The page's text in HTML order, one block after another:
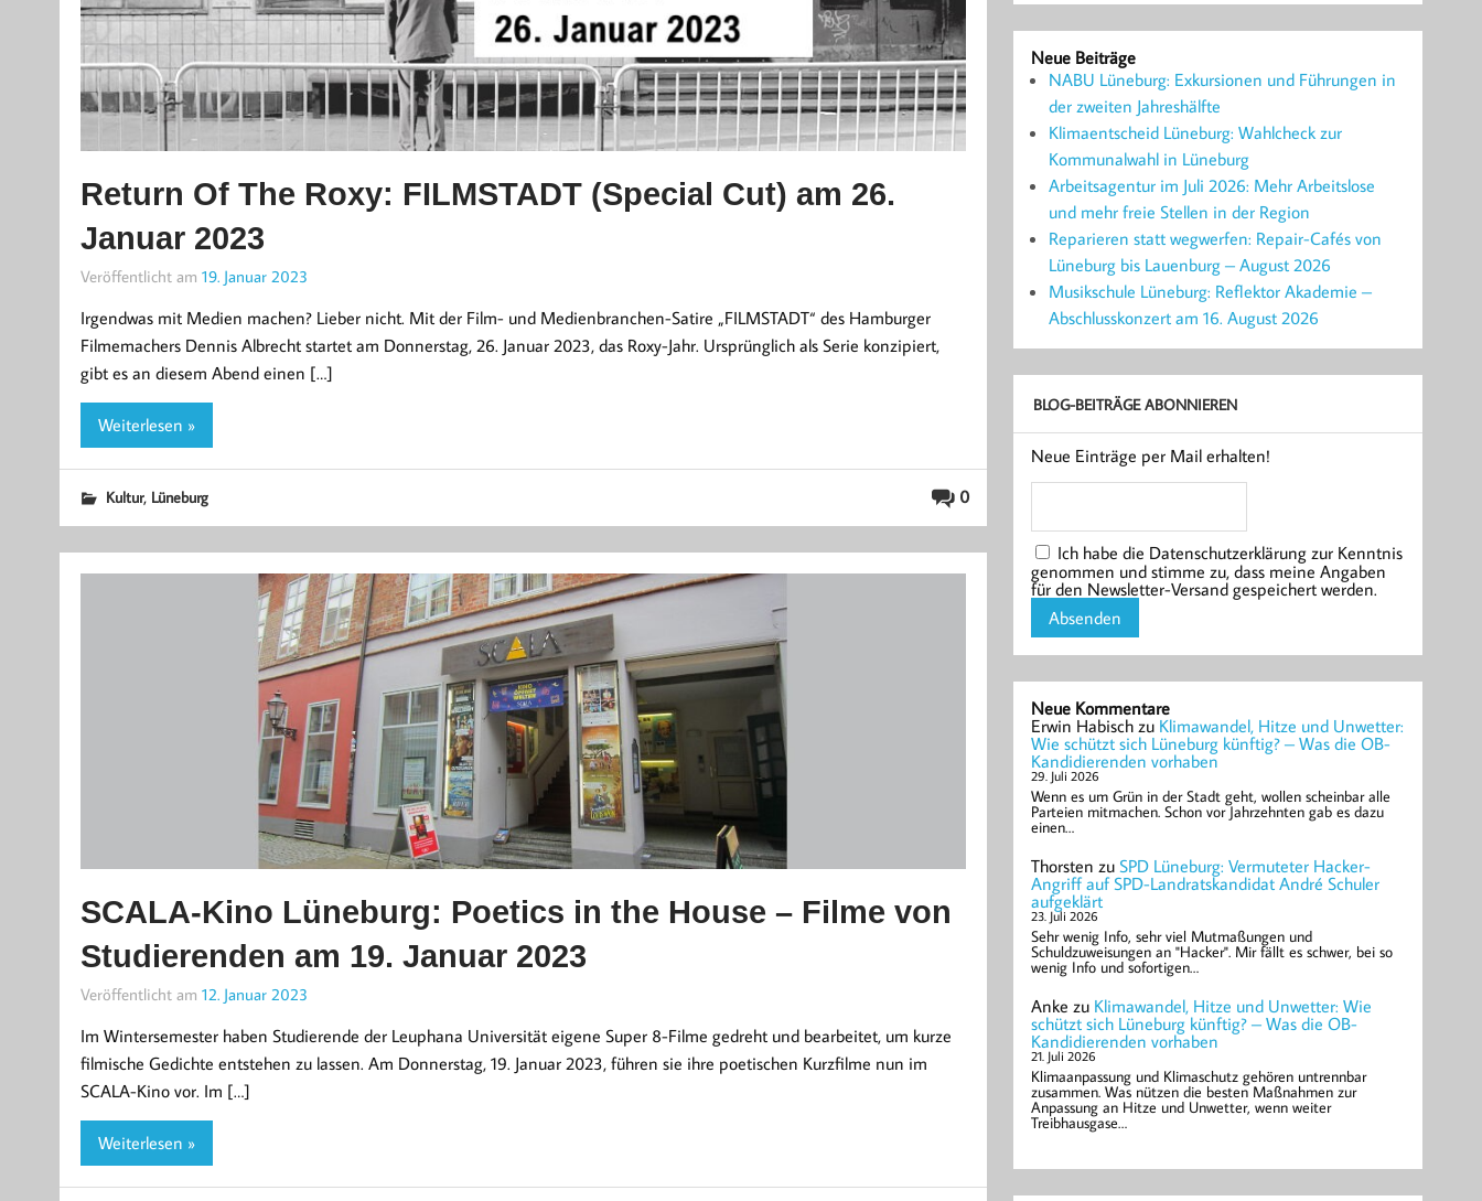
Return Of The Roxy: FILMSTADT (Special Cut) am 26.
Januar 2023
Veröffentlicht am 19. Januar 2023
Irgendwas mit Medien machen? Lieber nicht. Mit der Film- und Medienbranchen-Satire „FILMSTADT“ des Hamburger
Filmemachers Dennis Albrecht startet am Donnerstag, 26. Januar 2023, das Roxy-Jahr. Ursprünglich als Serie konzipiert,
gibt es an diesem Abend einen […]
Weiterlesen »
0
Kultur, Lüneburg
SCALA-Kino Lüneburg: Poetics in the House – Filme von
Studierenden am 19. Januar 2023
Veröffentlicht am 12. Januar 2023
Im Wintersemester haben Studierende der Leuphana Universität eigene Super 8-Filme gedreht und bearbeitet, um kurze
filmische Gedichte entstehen zu lassen. Am Donnerstag, 19. Januar 2023, führen sie ihre poetischen Kurzfilme nun im
SCALA-Kino vor. Im […]
Weiterlesen »
Neue Beiträge
NABU Lüneburg: Exkursionen und Führungen in
der zweiten Jahreshälfte
Klimaentscheid Lüneburg: Wahlcheck zur
Kommunalwahl in Lüneburg
Arbeitsagentur im Juli 2026: Mehr Arbeitslose
und mehr freie Stellen in der Region
Reparieren statt wegwerfen: Repair-Cafés von
Lüneburg bis Lauenburg – August 2026
Musikschule Lüneburg: Reflektor Akademie –
Abschlusskonzert am 16. August 2026
BLOG-BEITRÄGE ABONNIEREN
Neue Einträge per Mail erhalten!
Ich habe die Datenschutzerklärung zur Kenntnis
genommen und stimme zu, dass meine Angaben
für den Newsletter-Versand gespeichert werden.
Neue Kommentare
Erwin Habisch zu Klimawandel, Hitze und Unwetter:
Wie schützt sich Lüneburg künftig? – Was die OB-
Kandidierenden vorhaben
29. Juli 2026
Wenn es um Grün in der Stadt geht, wollen scheinbar alle
Parteien mitmachen. Schon vor Jahrzehnten gab es dazu
einen…
Thorsten zuSPD Lüneburg: Vermuteter Hacker-
Angriff auf SPD-Landratskandidat André Schuler
aufgeklärt
23. Juli 2026
Sehr wenig Info, sehr viel Mutmaßungen und
Schuldzuweisungen an "Hacker". Mir fällt es schwer, bei so
wenig Info und sofortigen…
Anke zu Klimawandel, Hitze und Unwetter: Wie
schützt sich Lüneburg künftig? – Was die OB-
Kandidierenden vorhaben
21. Juli 2026
Klimaanpassung und Klimaschutz gehören untrennbar
zusammen. Was nützen die besten Maßnahmen zur
Anpassung an Hitze und Unwetter, wenn weiter
Treibhausgase…